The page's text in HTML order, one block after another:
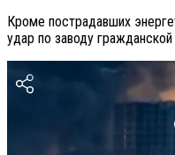
Кроме пострадавших
удар по заводу гражданской